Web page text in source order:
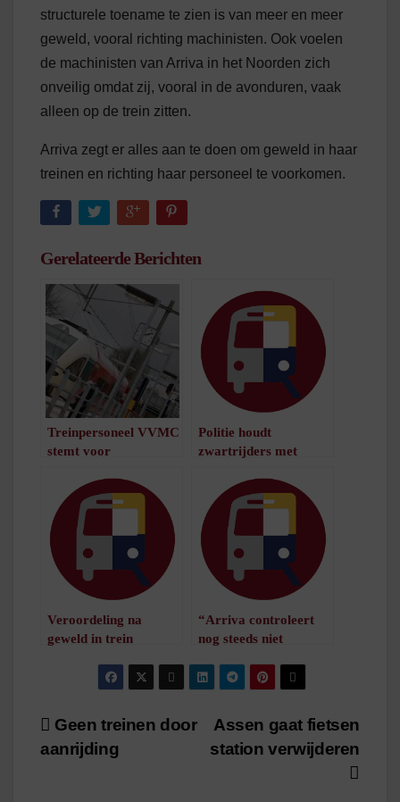
structurele toename te zien is van meer en meer
geweld, vooral richting machinisten. Ook voelen
de machinisten van Arriva in het Noorden zich
onveilig omdat zij, vooral in de avonduren, vaak
alleen op de trein zitten.
Arriva zegt er alles aan te doen om geweld in haar
treinen en richting haar personeel te voorkomen.
Gerelateerde Berichten
Treinpersoneel VVMC
stemt voor
minuut leestijd
Politie houdt
zwartrijders met
minuut leestijd
Veroordeling na
geweld in trein
“Arriva controleert
nog steeds niet
/
minuut leestijd
Bericht
navigatie
Assen gaat fietsen
station verwijderen
Geen treinen door
aanrijding